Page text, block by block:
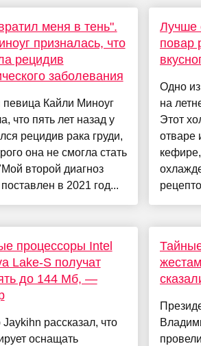
меня в тень".
призналась, что
рецидив
заболевания
певица Кайли Миноуг
что пять лет назад у
рецидив рака груди,
она не смогла стать
второй диагноз
в 2021 год...
процессоры Intel
Lake-S получат
до 144 Мб, —
рассказал, что
оснащать
Лучше
повар
Одно
на
Этот
отваре